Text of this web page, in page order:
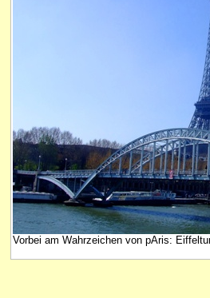
Vorbei am Wahrzeichen von pAris: